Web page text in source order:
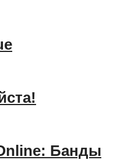
Банды